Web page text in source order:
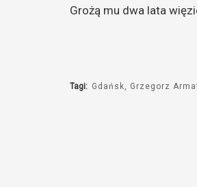
Grożą mu dwa lata
Tagi: Gdańsk Grzegorz